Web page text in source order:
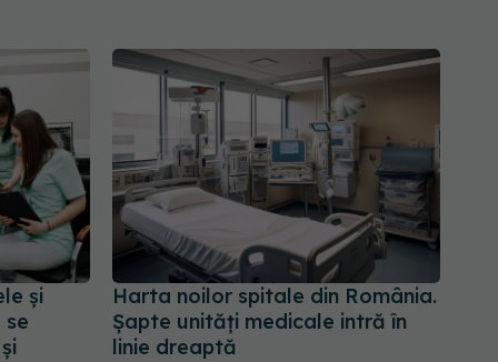
și
Harta noilor spitale din România.
Șapte unități medicale intră în
linie dreaptă